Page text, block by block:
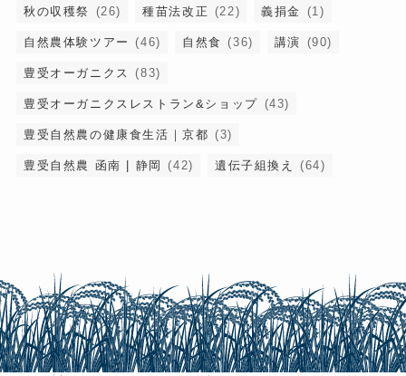
秋の収穫祭 (26) 種苗法改正 (22) 義捐金 (1)
自然農体験ツアー (46) 自然食 (36) 講演 (90)
豊受オーガニクス (83)
豊受オーガニクスレストラン&ショップ (43)
豊受自然農の健康食生活｜京都 (3)
豊受自然農 函南 | 静岡 (42) 遺伝子組換え (64)